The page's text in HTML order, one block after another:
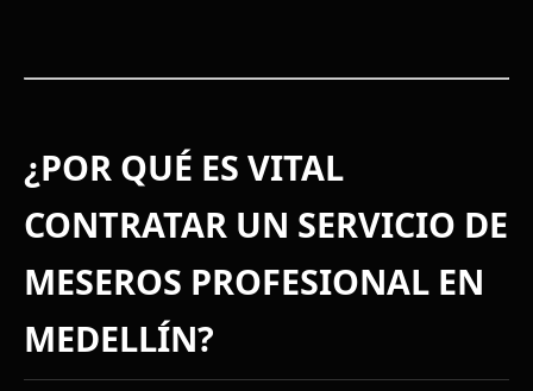
¿POR QUÉ ES VITAL
CONTRATAR UN SERVICIO DE
MESEROS PROFESIONAL EN
MEDELLÍN?